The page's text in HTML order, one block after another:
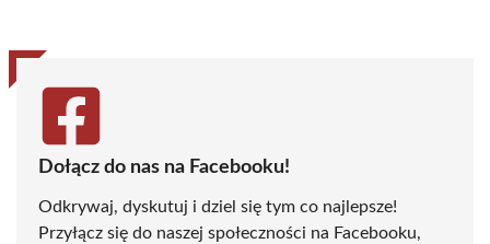
Dołącz do nas na Facebooku!
Odkrywaj, dyskutuj i dziel się tym co najlepsze!
Przyłącz się do naszej społeczności na Facebooku,